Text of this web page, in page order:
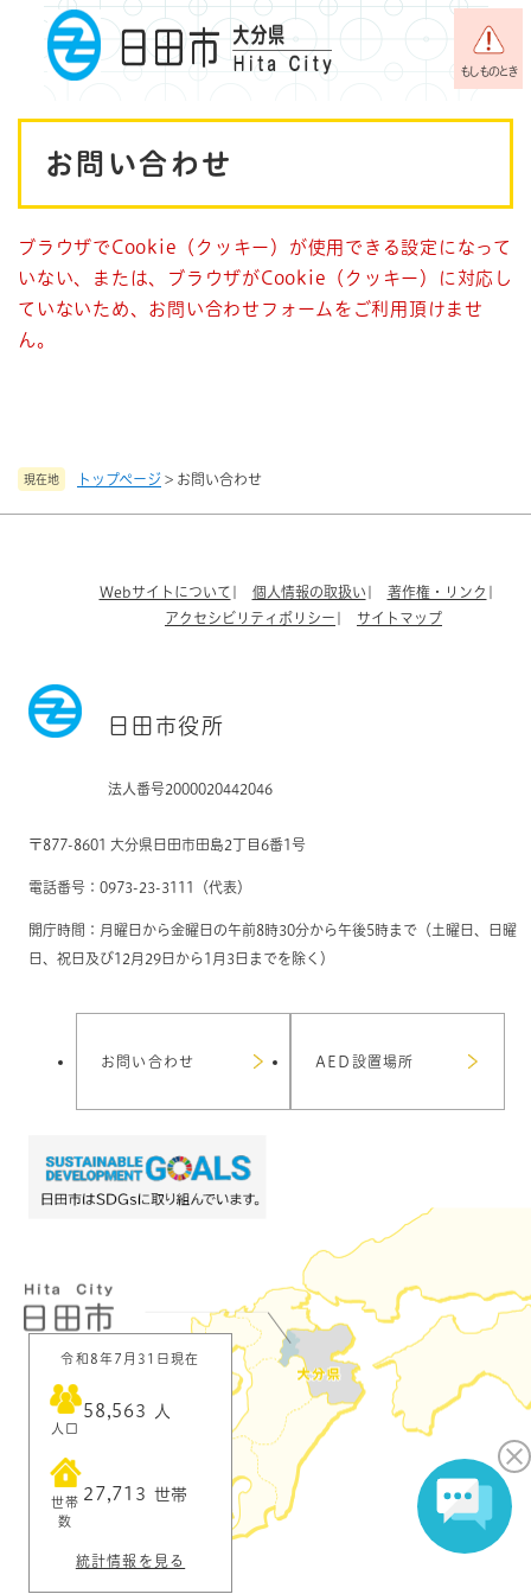
メニューを飛ばして本文へ
もしものとき
現在地 トップページ > お問い合わせ
お問い合わせ
ブラウザでCookie（クッキー）が使用できる設定になって
いない、または、ブラウザがCookie（クッキー）に対応し
ていないため、お問い合わせフォームをご利用頂けませ
ん。
Webサイトについて 個人情報の取扱い
著作権・リンク
アクセシビリティポリシー
サイトマップ
日田市役所
法人番号2000020442046
〒877-8601 大分県日田市田島2丁目6番1号
電話番号：0973-23-3111（代表）
開庁時間：月曜日から金曜日の午前8時30分から午後5時まで（土曜日、日曜
日、祝日及び12月29日から1月3日までを除く）
お問い合わせ AED設置場所
令和8年7月31日現在
人口
58,563 人
世帯
数
27,713 世帯
統計情報を見る